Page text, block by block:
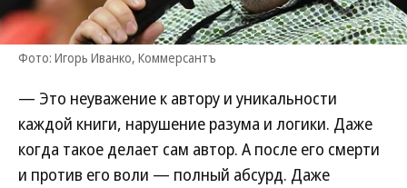
Фото: Игорь Иванко, Коммерсантъ
— Это неуважение к автору и уникальности
каждой книги, нарушение разума и логики. Даже
когда такое делает сам автор. А после его смерти
и против его воли — полный абсурд. Даже